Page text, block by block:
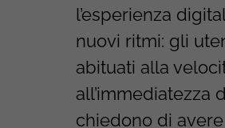
l’esperienza
nuovi ritmi: gli
abituati alla
all’immediatezza
chiedono di avere